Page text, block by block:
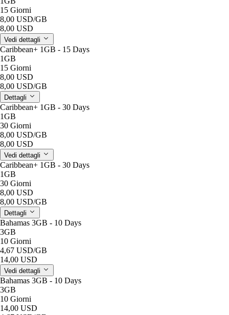
15 Giorni
8,00 USD/GB
8,00 USD
Vedi dettagli
Caribbean+ 1GB - 15 Days
1GB
15 Giorni
8,00 USD
8,00 USD/GB
Dettagli
Caribbean+ 1GB - 30 Days
1GB
30 Giorni
8,00 USD/GB
8,00 USD
Vedi dettagli
Caribbean+ 1GB - 30 Days
1GB
30 Giorni
8,00 USD
8,00 USD/GB
Dettagli
Bahamas 3GB - 10 Days
3GB
10 Giorni
4,67 USD/GB
14,00 USD
Vedi dettagli
Bahamas 3GB - 10 Days
3GB
10 Giorni
14,00 USD